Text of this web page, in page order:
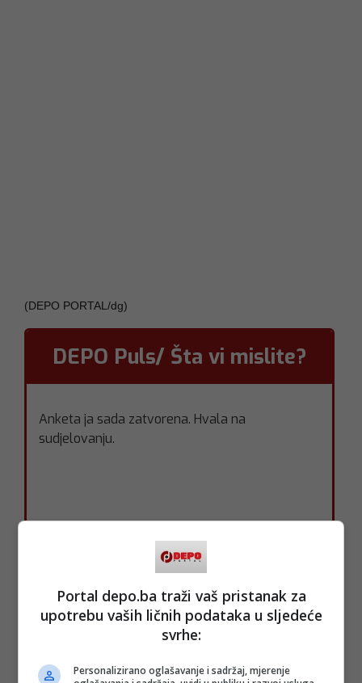
(DEPO PORTAL/dg)
Portal depo.ba traži vaš pristanak za
upotrebu vaših ličnih podataka u sljedeće
svrhe:
Personalizirano oglašavanje i sadržaj, mjerenje